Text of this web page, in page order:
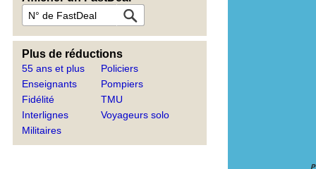
Plus de réductions
55 ans et plus
Enseignants
Fidélité
Interlignes
Militaires
Policiers
Pompiers
TMU
Voyageurs solo